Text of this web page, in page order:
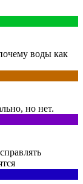
воды как
но нет.